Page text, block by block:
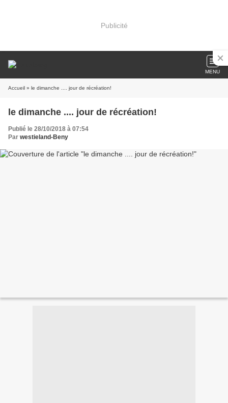
Publicité
MENU
Accueil » le dimanche .... jour de récréation!
le dimanche .... jour de récréation!
Publié le 28/10/2018 à 07:54
Par westieland-Beny